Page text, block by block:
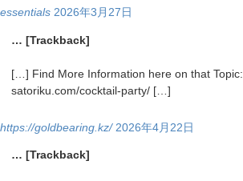
essentials 2026年3月27日
… [Trackback]
[…] Find More Information here on that Topic:
satoriku.com/cocktail-party/ […]
https://goldbearing.kz/ 2026年4月22日
… [Trackback]